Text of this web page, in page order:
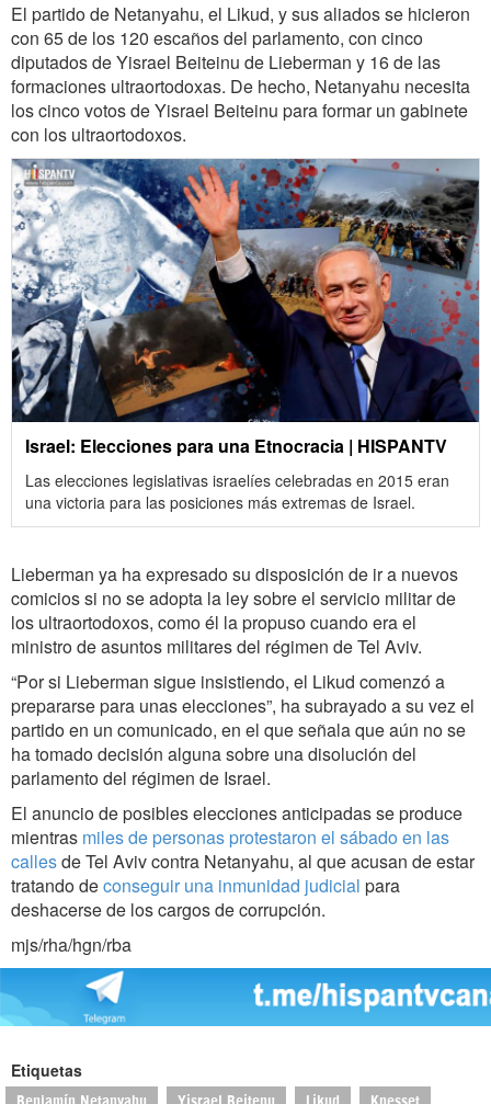
El partido de Netanyahu, el Likud, y sus aliados se hicieron
con 65 de los 120 escaños del parlamento, con cinco
diputados de Yisrael Beiteinu de Lieberman y 16 de las
formaciones ultraortodoxas. De hecho, Netanyahu necesita
los cinco votos de Yisrael Beiteinu para formar un gabinete
con los ultraortodoxos.
Israel: Elecciones para una Etnocracia | HISPANTV
Las elecciones legislativas israelíes celebradas en 2015 eran
una victoria para las posiciones más extremas de Israel.
Lieberman ya ha expresado su disposición de ir a nuevos
comicios si no se adopta la ley sobre el servicio militar de
los ultraortodoxos, como él la propuso cuando era el
ministro de asuntos militares del régimen de Tel Aviv.
“Por si Lieberman sigue insistiendo, el Likud comenzó a
prepararse para unas elecciones”, ha subrayado a su vez el
partido en un comunicado, en el que señala que aún no se
ha tomado decisión alguna sobre una disolución del
parlamento del régimen de Israel.
El anuncio de posibles elecciones anticipadas se produce
mientras miles de personas protestaron el sábado en las
callesde Tel Aviv contra Netanyahu, al que acusan de estar
tratando deconseguir una inmunidad judicial para
deshacerse de los cargos de corrupción.
mjs/rha/hgn/rba
Etiquetas
Benjamín Netanyahu Yisrael Beitenu Likud Knesset